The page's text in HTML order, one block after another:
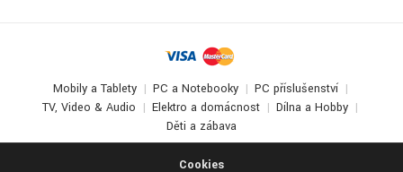
Cookies
Mobily a Tablety PC a Notebooky
PC příslušenství
TV, Video & Audio
Elektro a domácnost
Dílna a Hobby
Děti a zábava